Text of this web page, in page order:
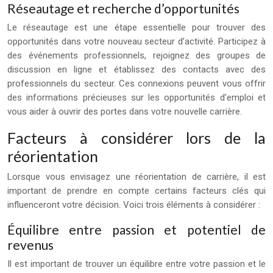
Réseautage et recherche d’opportunités
Le réseautage est une étape essentielle pour trouver des
opportunités dans votre nouveau secteur d’activité. Participez à
des événements professionnels, rejoignez des groupes de
discussion en ligne et établissez des contacts avec des
professionnels du secteur. Ces connexions peuvent vous offrir
des informations précieuses sur les opportunités d’emploi et
vous aider à ouvrir des portes dans votre nouvelle carrière.
Facteurs à considérer lors de la
réorientation
Lorsque vous envisagez une réorientation de carrière, il est
important de prendre en compte certains facteurs clés qui
influenceront votre décision. Voici trois éléments à considérer :
Équilibre entre passion et potentiel de
revenus
Il est important de trouver un équilibre entre votre passion et le